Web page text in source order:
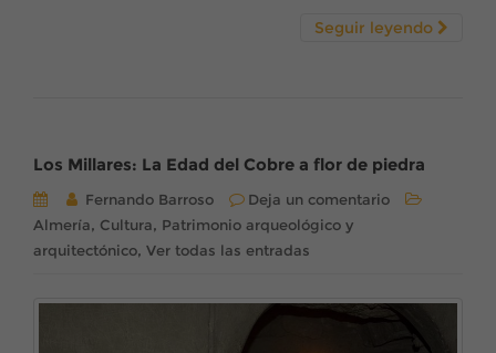
Seguir leyendo
Los Millares: La Edad del Cobre a flor de piedra
Fernando Barroso
Deja un comentario
Almería, Cultura, Patrimonio arqueológico y
arquitectónico, Ver todas las entradas